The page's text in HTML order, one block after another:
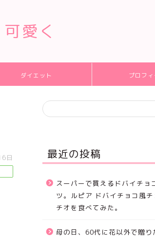
愛く
ダイエット プロフ
日 最近の投稿
スーパーで買えるドバイチョ
ツ。ルピア ドバイチョコ風チ
チオを食べてみた。
母の日、60代に花以外で贈り